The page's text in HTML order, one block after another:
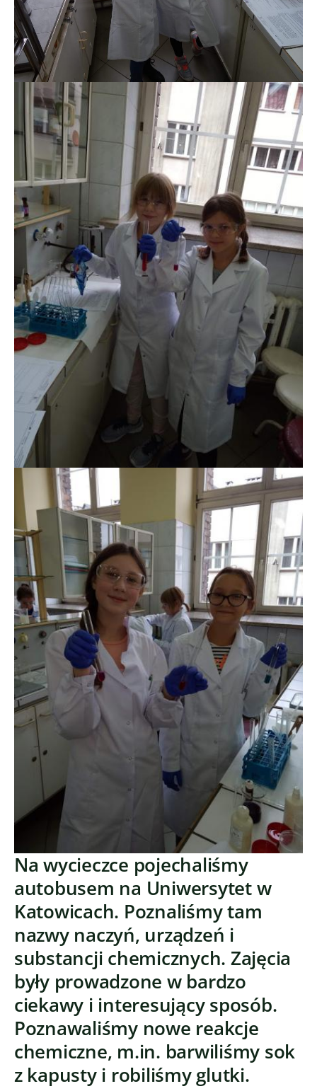
Na wycieczce pojechaliśmy
autobusem na Uniwersytet w
Katowicach. Poznaliśmy tam
nazwy naczyń, urządzeń i
substancji chemicznych. Zajęcia
były prowadzone w bardzo
ciekawy i interesujący sposób.
Poznawaliśmy nowe reakcje
chemiczne, m.in. barwiliśmy sok
z kapusty i robiliśmy glutki.